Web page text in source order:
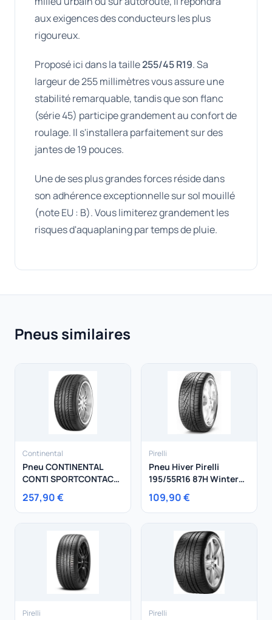
aux exigences des conducteurs les plus
rigoureux.
Proposé ici dans la taille255/45 R19. Sa
largeur de 255 millimètres vous assure une
stabilité remarquable, tandis que son flanc
(série 45) participe grandement au confort de
roulage. Il s'installera parfaitement sur des
jantes de 19 pouces.
Une de ses plus grandes forces réside dans
son adhérence exceptionnelle sur sol mouillé
(note EU : B). Vous limiterez grandement les
risques d'aquaplaning par temps de pluie.
Pneus similaires
Continental
Pneu CONTINENTAL
CONTI SPORTCONTACT
5 SUV 255/45R19 100V
257,90 €
Pirelli
Pneu Hiver Pirelli
195/55R16 87H Winter
210 Sottozero
109,90 €
Pirelli Pirelli